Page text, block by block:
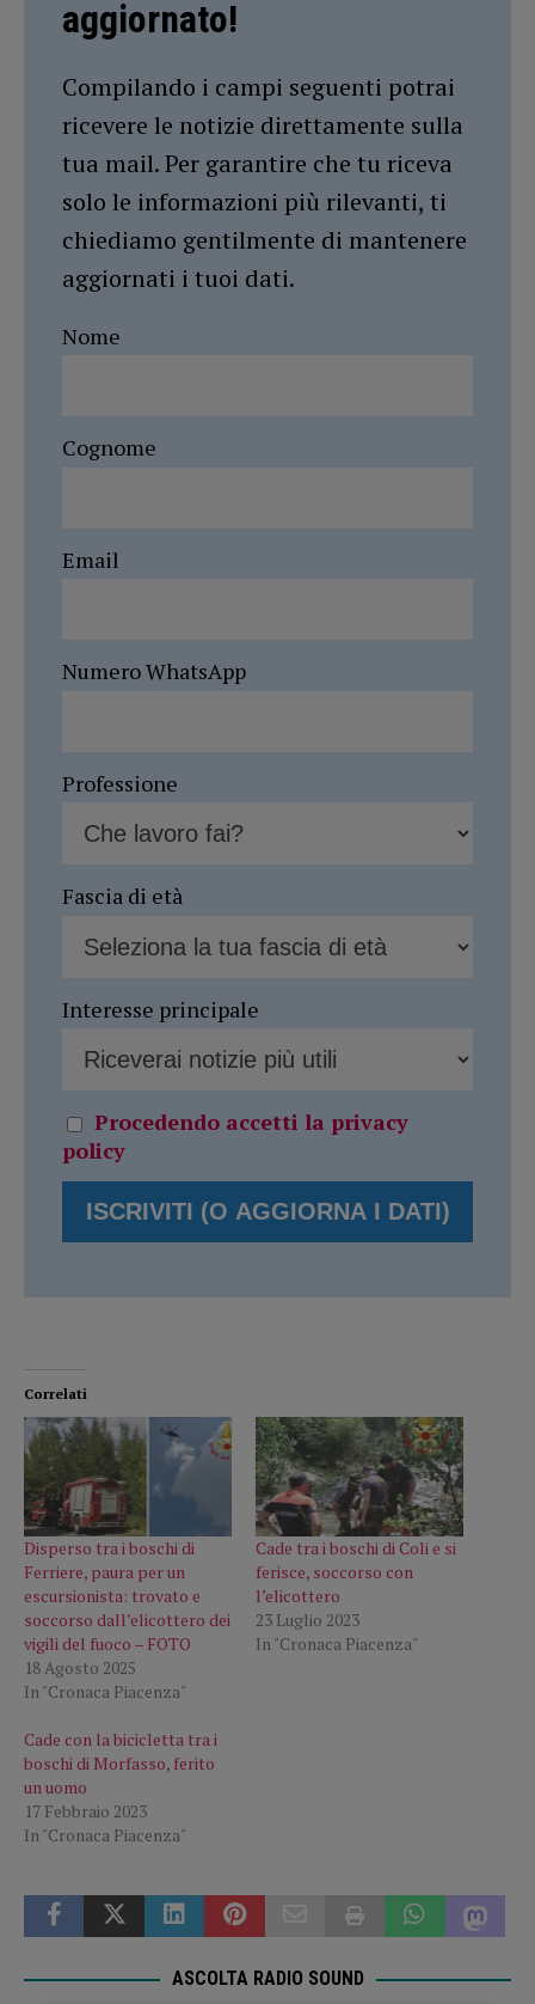
aggiornato!
Compilando i campi seguenti potrai
ricevere le notizie direttamente sulla
tua mail. Per garantire che tu riceva
solo le informazioni più rilevanti, ti
chiediamo gentilmente di mantenere
aggiornati i tuoi dati.
Nome
Cognome
Email
Numero WhatsApp
Professione
Fascia di età
Interesse principale
Procedendo accetti la privacy
policy
Correlati
Disperso tra i boschi di
Ferriere, paura per un
escursionista: trovato e
soccorso dall’elicottero dei
vigili del fuoco – FOTO
18 Agosto 2025
In "Cronaca Piacenza"
Cade tra i boschi di Coli e si
ferisce, soccorso con
l’elicottero
23 Luglio 2023
In "Cronaca Piacenza"
Cade con la bicicletta tra i
boschi di Morfasso, ferito
un uomo
17 Febbraio 2023
In "Cronaca Piacenza"
ASCOLTA RADIO SOUND